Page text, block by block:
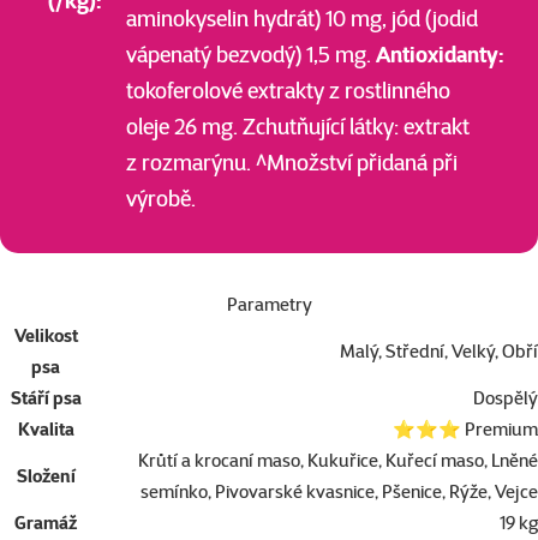
aminokyselin hydrát) 10 mg, jód (jodid
vápenatý bezvodý) 1,5 mg. Antioxidanty:
tokoferolové extrakty z rostlinného
oleje 26 mg. Zchutňující látky: extrakt
z rozmarýnu. ^Množství přidaná při
výrobě.
Parametry
Velikost
psa
Malý, Střední, Velký, Obří
Stáří psa
Dospělý
Kvalita
⭐⭐⭐ Premium
Složení
Krůtí a krocaní maso, Kukuřice, Kuřecí maso, Lněné
semínko, Pivovarské kvasnice, Pšenice, Rýže, Vejce
Gramáž
19 kg